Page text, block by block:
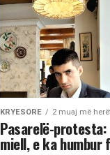
KRYESORE 2 muaj më
Pasarelë-
miell, e ka humbur